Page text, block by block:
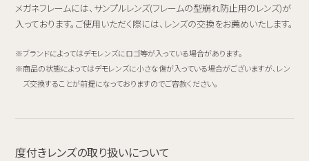
メガネフレームには、サンプルレンズ(フレームの型崩れ防止用のレンズ)が
入っております。ご使用いただく際には、レンズの交換をお薦めいたします。
ブランドによってはデモレンズにロゴ等が入っている場合があります。
商品の状態によってはデモレンズに小さな傷が入っている場合がございますが、レン
ズ交換することが前提になっておりますのでご容赦ください。
度付きレンズの取り扱いについて